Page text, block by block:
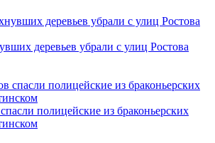
деревьев убрали с улиц Ростова
полицейские из браконьерских